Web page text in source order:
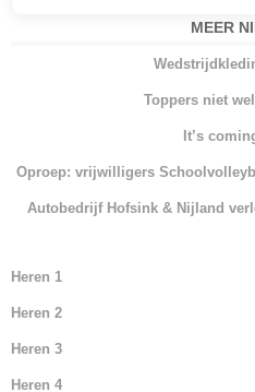
o
k
at
s
A
p
k
e
dI
n
MEER
Toppers niet
It’s
Oproep: vrijwilligers
Autobedrijf Hofsink & Nijland
Heren 1
Heren 2
Heren 3
Heren 4